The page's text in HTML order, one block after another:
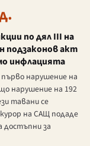
по дял III на
подзаконов акт
инфлацията
първо нарушение на
нарушение на 192
тавани се
на САЩ подаде
достъпни за